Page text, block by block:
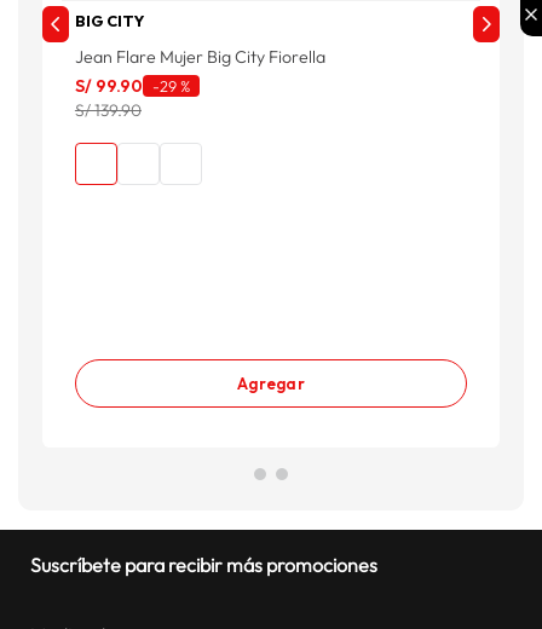
BIG CITY
Jean Flare Mujer Big City Fiorella
S/ 99.90 -29 %
S/ 139.90
Agregar
Suscríbete para recibir más promociones